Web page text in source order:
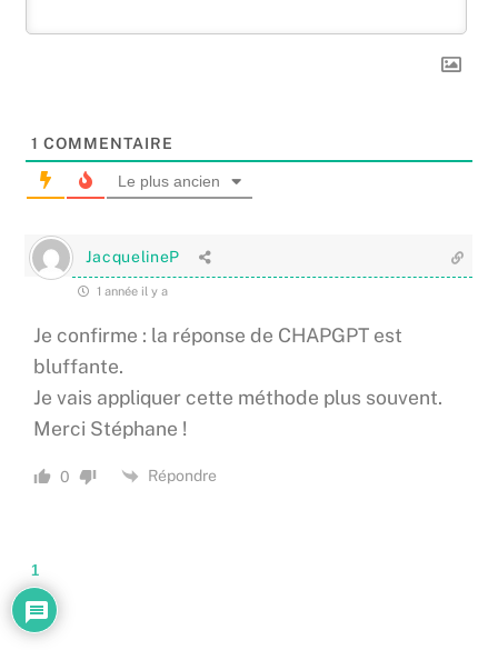
1 COMMENTAIRE
Le plus ancien
JacquelineP
1 année il y a
Je confirme : la réponse de CHAPGPT est
bluffante.
Je vais appliquer cette méthode plus souvent.
Merci Stéphane !
0 Répondre
1